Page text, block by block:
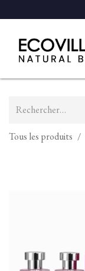
Tous les produits